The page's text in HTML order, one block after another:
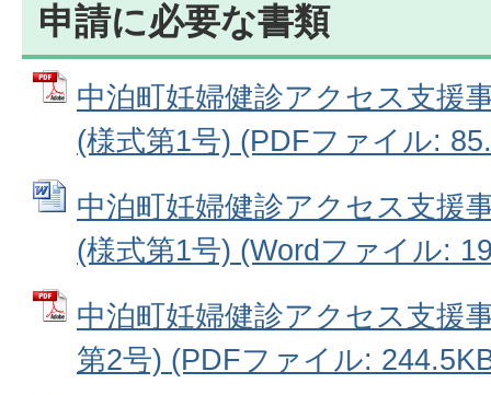
申請に必要な書類
中泊町妊婦健診アクセス支援
(様式第1号) (PDFファイル:
中泊町妊婦健診アクセス支援
(様式第1号) (Wordファイル:
中泊町妊婦健診アクセス支援
第2号) (PDFファイル: